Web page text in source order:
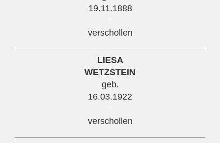
19.11.1888
verschollen
LIESA
WETZSTEIN
geb.
16.03.1922
verschollen